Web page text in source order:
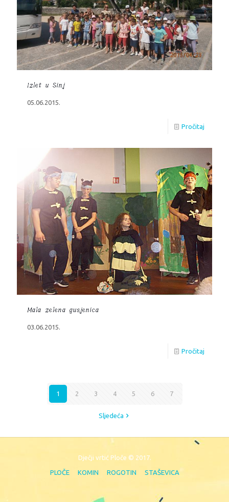
Izlet u Sinj
05.06.2015.
Pročitaj
Mala zelena gusjenica
03.06.2015.
Pročitaj
1 2 3 4 5 6 7
Sljedeća
Dječji vrtić Ploče © 2017.
PLOČE KOMIN ROGOTIN STAŠEVICA